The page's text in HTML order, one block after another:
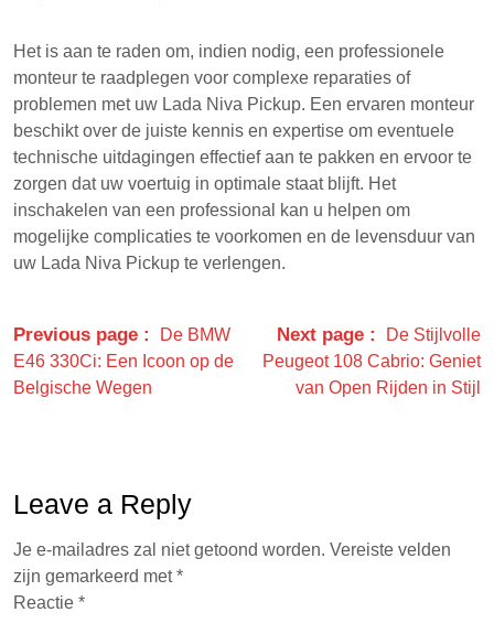
Het is aan te raden om, indien nodig, een professionele
monteur te raadplegen voor complexe reparaties of
problemen met uw Lada Niva Pickup. Een ervaren monteur
beschikt over de juiste kennis en expertise om eventuele
technische uitdagingen effectief aan te pakken en ervoor te
zorgen dat uw voertuig in optimale staat blijft. Het
inschakelen van een professional kan u helpen om
mogelijke complicaties te voorkomen en de levensduur van
uw Lada Niva Pickup te verlengen.
Previous page
De BMW
E46 330Ci: Een Icoon op de
Belgische Wegen
Next page
De Stijlvolle
Peugeot 108 Cabrio: Geniet
van Open Rijden in Stijl
Leave a Reply
Je e-mailadres zal niet getoond worden. Vereiste velden
zijn gemarkeerd met*
Reactie *